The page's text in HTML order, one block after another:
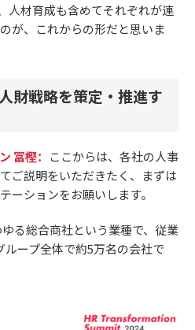
人材育成も含めてそれぞれが連
が、これからの形だと思いま
財戦略を策定・推進す
冨樫： ここからは、各社の人事
ご説明をいただきたく、まずは
ーションをお願いします。
る総合商社という業種で、従業
ープ全体で約5万名の会社で